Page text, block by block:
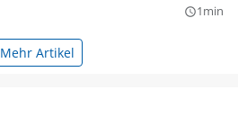
query_builder1min
Mehr Artikel